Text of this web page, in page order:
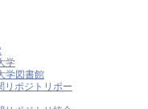
学
学図書館
リポジトリポー